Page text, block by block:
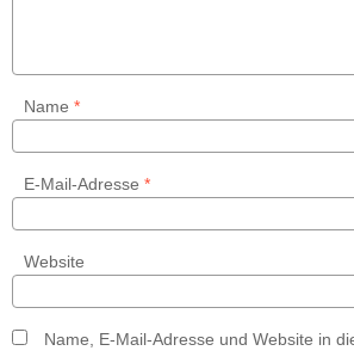
Name *
E-Mail-Adresse *
Website
Name, E-Mail-Adresse und Website in